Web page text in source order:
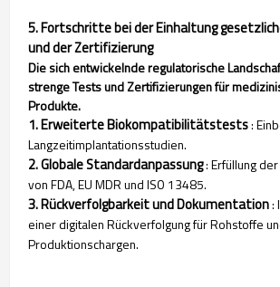
5. Fortschritte bei der Einhaltung
und der Zertifizierung
Die sich entwickelnde regulatorische
strenge Tests und Zertifizierungen für
Produkte.
1. Erweiterte Biokompatibilitätstests:
Langzeitimplantationsstudien.
2. Globale Standardanpassung: Erfüllung
von FDA, EU MDR und ISO 13485.
3. Rückverfolgbarkeit und Dokumentation:
einer digitalen Rückverfolgung für Rohstoffe
Produktionschargen.